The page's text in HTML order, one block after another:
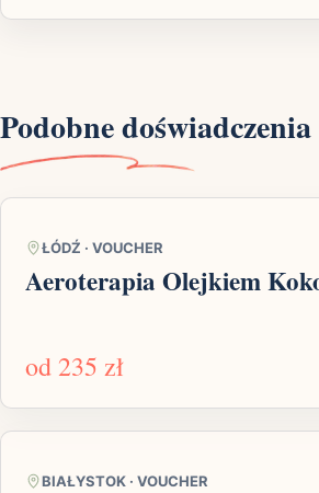
Podobne doświadczenia
ŁÓDŹ · VOUCHER
Aeroterapia Olejkiem
od 235 zł
BIAŁYSTOK · VOUCHER